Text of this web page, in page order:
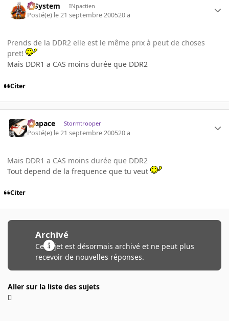
X-System INpactien
Posté(e) le 21 septembre 200520 a
Prends de la DDR2 elle est le même prix à peut de choses
pret!
Mais DDR1 a CAS moins durée que DDR2
Citer
Krapace Stormtrooper
Posté(e) le 21 septembre 200520 a
Mais DDR1 a CAS moins durée que DDR2
Tout depend de la frequence que tu veut
Citer
Archivé
Ce sujet est désormais archivé et ne peut plus
recevoir de nouvelles réponses.
Aller sur la liste des sujets